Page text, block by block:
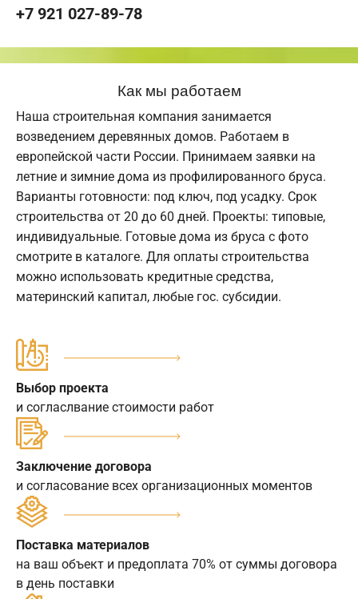
+7 921 027-89-78
Как мы работаем
Наша строительная компания занимается
возведением деревянных домов. Работаем в
европейской части России. Принимаем заявки на
летние и зимние дома из профилированного бруса.
Варианты готовности: под ключ, под усадку. Срок
строительства от 20 до 60 дней. Проекты: типовые,
индивидуальные. Готовые дома из бруса с фото
смотрите в каталоге. Для оплаты строительства
можно использовать кредитные средства,
материнский капитал, любые гос. субсидии.
Выбор проекта
и согласлвание стоимости работ
Заключение договора
и согласование всех организационных моментов
Поставка материалов
на ваш объект и предоплата 70% от суммы договора
в день поставки